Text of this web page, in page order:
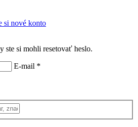
si nové konto
ste si mohli resetovať heslo.
E-mail *